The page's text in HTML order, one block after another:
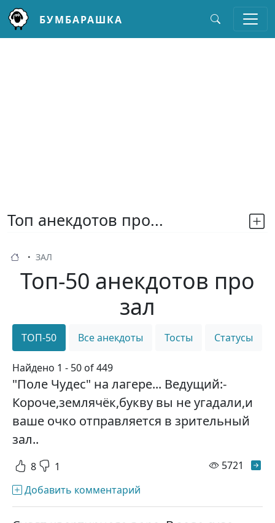
БУМБАРАШКА
Топ анекдотов про...
ЗАЛ
Топ-50 анекдотов про
зал
ТОП-50 Все анекдоты Тосты Статусы
Найдено 1 - 50 of 449
"Поле Чудес" на лагере... Ведущий:-
Короче,землячёк,букву вы не угадали,и
ваше очко отправляется в зрительный
зал..
8 1 5721
Добавить комментарий